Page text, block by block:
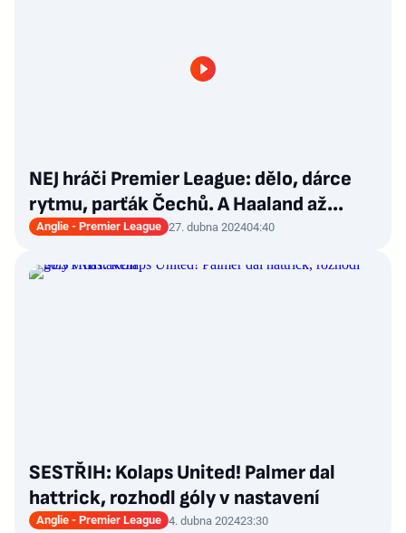
NEJ hráči Premier League: dělo, dárce
rytmu, parťák Čechů. A Haaland až...
Anglie - Premier League 27. dubna 202404:40
SESTŘIH: Kolaps United! Palmer dal
hattrick, rozhodl góly v nastavení
Anglie - Premier League 4. dubna 202423:30